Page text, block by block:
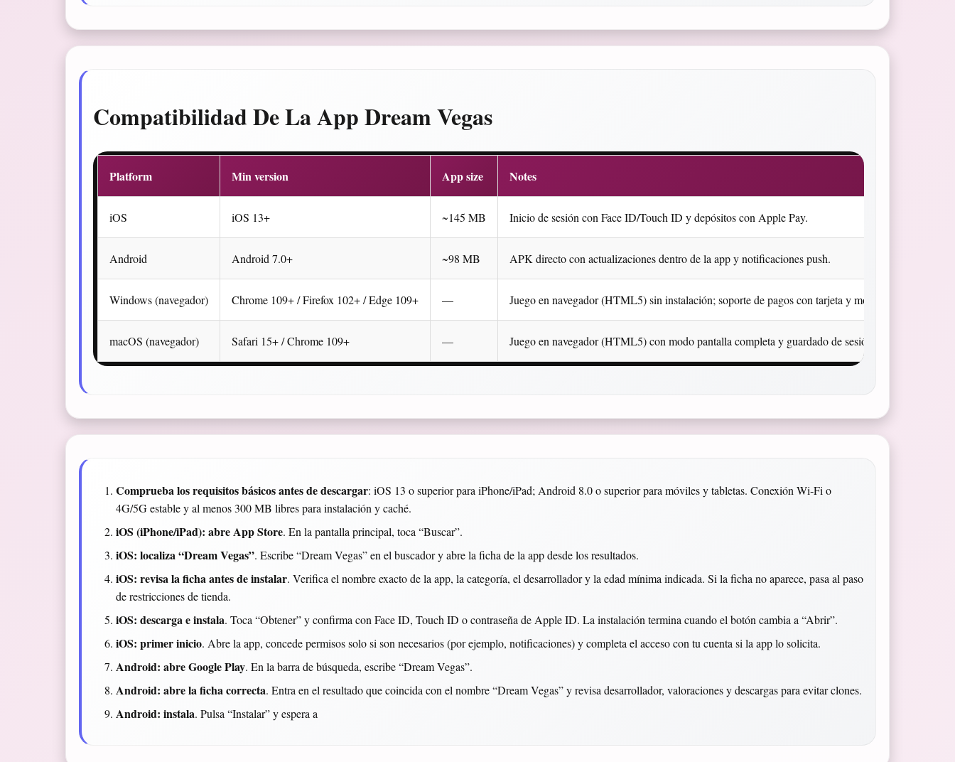
Compatibilidad De La App Dream Vegas
Platform Min version App size Notes
iOS iOS 13+ ~145 MB Inicio de sesión con Face ID/Touch ID y depósitos con Apple Pay.
Android Android 7.0+ ~98 MB APK directo con actualizaciones dentro de la app y notificaciones push.
Windows (navegador) Chrome 109+ / Firefox 102+ / Edge 109+ — Juego en navegador (HTML5) sin instalación; soporte de pagos con tarjeta y monederos.
macOS (navegador) Safari 15+ / Chrome 109+ — Juego en navegador (HTML5) con modo pantalla completa y guardado de sesión.
Comprueba los requisitos básicos antes de descargar: iOS 13 o superior para iPhone/iPad; Android 8.0 o superior para móviles y tabletas. Conexión Wi‑Fi o
4G/5G estable y al menos 300 MB libres para instalación y caché.
iOS (iPhone/iPad): abre App Store. En la pantalla principal, toca “Buscar”.
iOS: localiza “Dream Vegas”. Escribe “Dream Vegas” en el buscador y abre la ficha de la app desde los resultados.
iOS: revisa la ficha antes de instalar. Verifica el nombre exacto de la app, la categoría, el desarrollador y la edad mínima indicada. Si la ficha no aparece, pasa al paso
de restricciones de tienda.
iOS: descarga e instala. Toca “Obtener” y confirma con Face ID, Touch ID o contraseña de Apple ID. La instalación termina cuando el botón cambia a “Abrir”.
iOS: primer inicio. Abre la app, concede permisos solo si son necesarios (por ejemplo, notificaciones) y completa el acceso con tu cuenta si la app lo solicita.
Android: abre Google Play. En la barra de búsqueda, escribe “Dream Vegas”.
Android: abre la ficha correcta. Entra en el resultado que coincida con el nombre “Dream Vegas” y revisa desarrollador, valoraciones y descargas para evitar clones.
Android: instala. Pulsa “Instalar” y espera a